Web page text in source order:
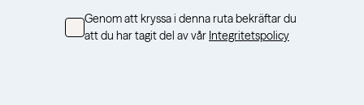
ConsentGenom att kryssa i denna ruta bekräftar du
att du har tagit del av vår Integritetspolicy